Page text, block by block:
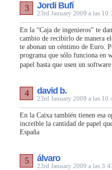
Jordi Bufí
23rd January 2009 a las
3
En la “Caja de ingenieros” te
cambio de recibirlo de manera
te abonan un céntimo de Euro.
programa que sólo funciona en
papel hasta que usen un
david b.
23rd January 2009 a las
4
En la Caixa también tienen esa
increible la cantidad de papel
España
álvaro
23rd January 2009 a las
5